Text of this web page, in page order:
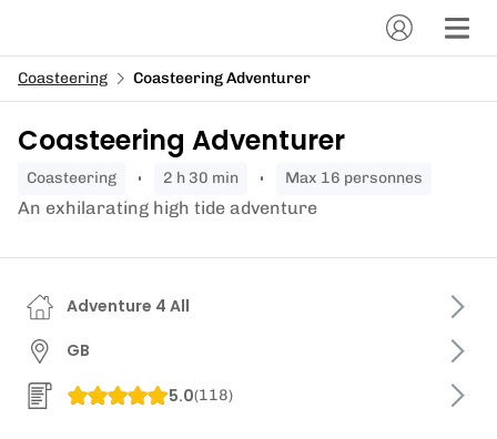
Coasteering Coasteering Adventurer
Coasteering Adventurer
coasteering 2 h 30 min Max 16 personnes
An exhilarating high tide adventure
Adventure 4 All
GB
5.0(118)